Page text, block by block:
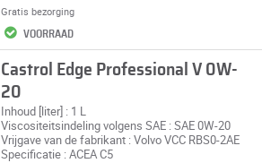
Gratis bezorging
VOORRAAD
Castrol Edge Professional V 0W-
20
Inhoud [liter] : 1 L
Viscositeitsindeling volgens SAE : SAE 0W-20
Vrijgave van de fabrikant : Volvo VCC RBS0-2AE
Specificatie : ACEA C5